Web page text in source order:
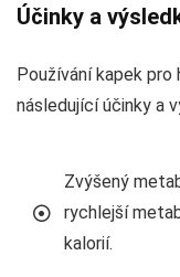
Účinky a
Používání kapek
následující účinky a
Zvýšený
rychlejší
kalorií.